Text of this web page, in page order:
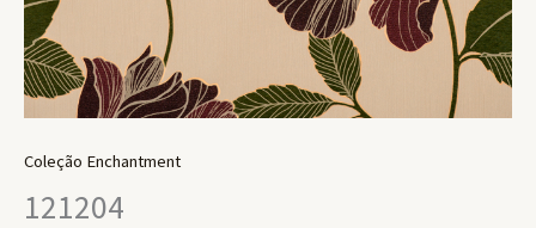
Coleção Enchantment
121204